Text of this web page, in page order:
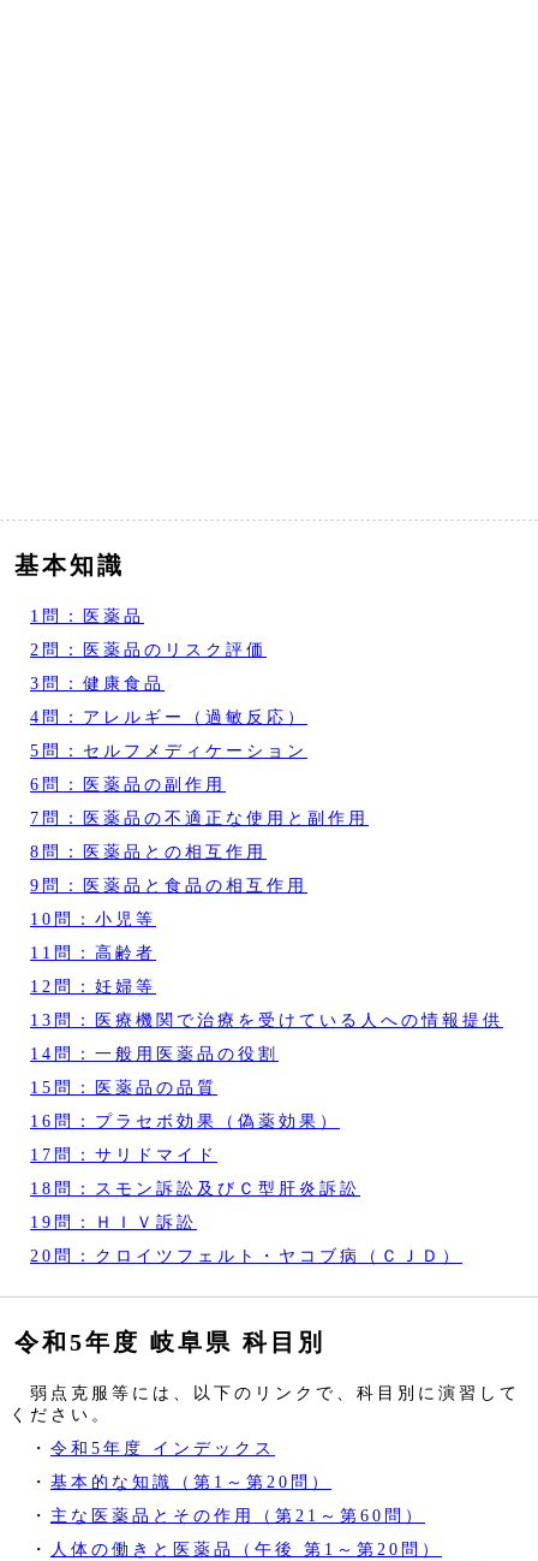
基本知識
1問：医薬品
2問：医薬品のリスク評価
3問：健康食品
4問：アレルギー（過敏反応）
5問：セルフメディケーション
6問：医薬品の副作用
7問：医薬品の不適正な使用と副作用
8問：医薬品との相互作用
9問：医薬品と食品の相互作用
10問：小児等
11問：高齢者
12問：妊婦等
13問：医療機関で治療を受けている人への情報提供
14問：一般用医薬品の役割
15問：医薬品の品質
16問：プラセボ効果（偽薬効果）
17問：サリドマイド
18問：スモン訴訟及びＣ型肝炎訴訟
19問：ＨＩＶ訴訟
20問：クロイツフェルト・ヤコブ病（ＣＪＤ）
令和5年度 岐阜県 科目別
弱点克服等には、以下のリンクで、科目別に演習して
ください。
・ 令和5年度 インデックス
・ 基本的な知識（第1～第20問）
・ 主な医薬品とその作用（第21～第60問）
・
人体の働きと医薬品（午後 第1～第20問）